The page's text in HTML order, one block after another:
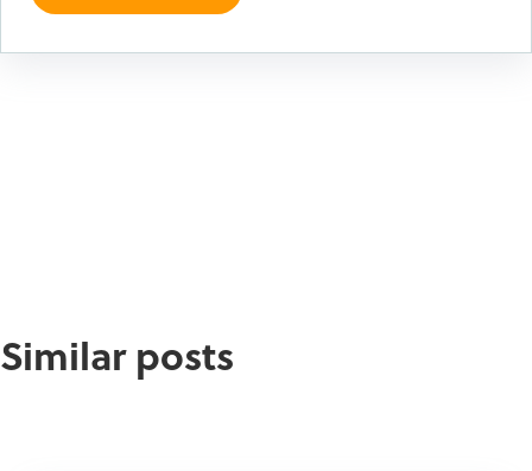
Similar posts